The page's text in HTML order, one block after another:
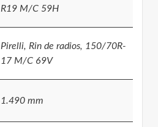
R19 M/C 59H
Pirelli, Rin de radios, 150/70R-
17 M/C 69V
1.490 mm